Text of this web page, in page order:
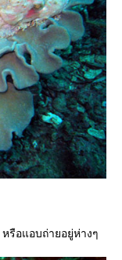
รือแอบถ่ายอยู่ห่างๆ